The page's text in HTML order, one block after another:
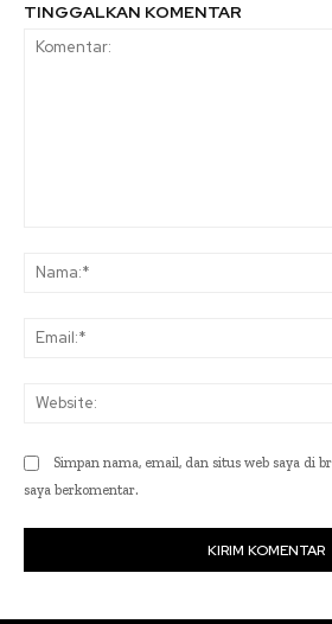
TINGGALKAN KOMENTAR
Simpan nama, email, dan situs web saya di
saya berkomentar.